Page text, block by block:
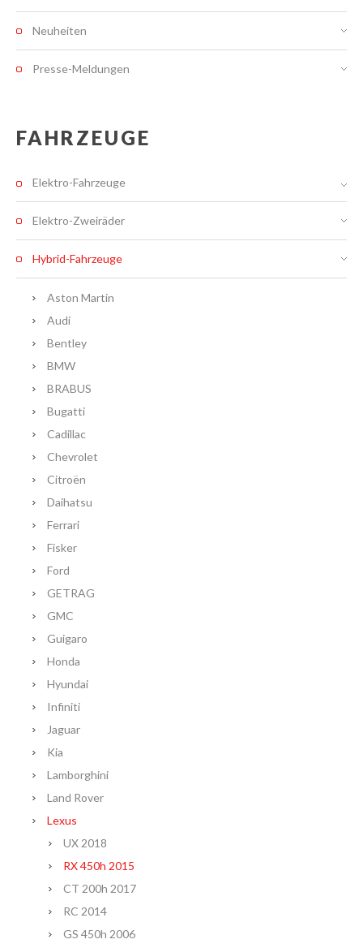
Neuheiten
Presse-Meldungen
FAHRZEUGE
Elektro-Fahrzeuge
Elektro-Zweiräder
Hybrid-Fahrzeuge
Aston Martin
Audi
Bentley
BMW
BRABUS
Bugatti
Cadillac
Chevrolet
Citroën
Daihatsu
Ferrari
Fisker
Ford
GETRAG
GMC
Guigaro
Honda
Hyundai
Infiniti
Jaguar
Kia
Lamborghini
Land Rover
Lexus
UX 2018
RX 450h 2015
CT 200h 2017
RC 2014
GS 450h 2006